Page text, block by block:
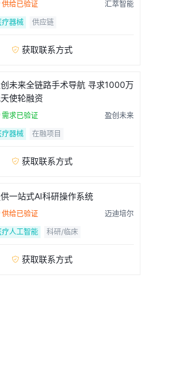
供给已验证
汇萃智能
疗器械
供应链
 获取联系方式
未来全链路手术导航 寻求1000万
使轮融资
需求已验证
盈创未来
疗器械
在融项目
 获取联系方式
一站式AI科研操作系统
供给已验证
迈迪培尔
疗人工智能
科研/临床
 获取联系方式